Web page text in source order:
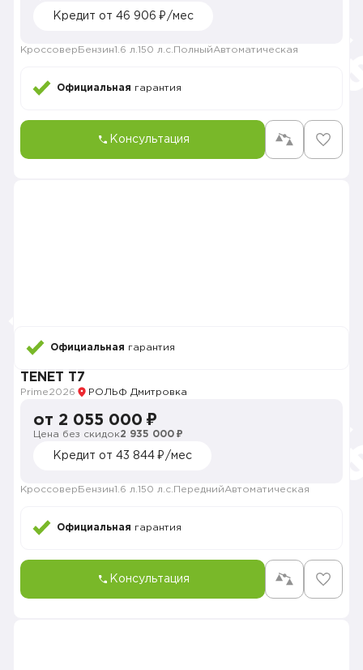
Кредит от 46 906 ₽/мес
Кроссовер Бензин1.6 л. 150 л.с. ПолныйАвтоматическая
Официальная гарантия
Консультация
Официальная гарантия
TENET T7
Prime2026 РОЛЬФ Дмитровка
от 2 055 000 ₽
Цена без скидок2 935 000 ₽
Кредит от 43 844 ₽/мес
Кроссовер Бензин1.6 л. 150 л.с. ПереднийАвтоматическая
Официальная гарантия
Консультация